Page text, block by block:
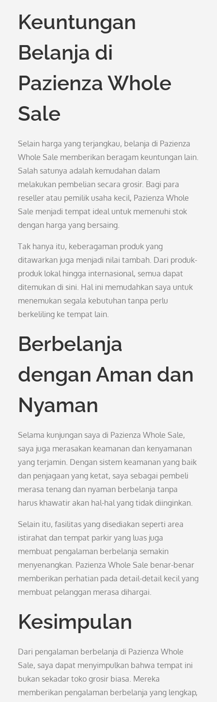
Keuntungan
Belanja di
Pazienza Whole
Sale
Selain harga yang terjangkau, belanja di Pazienza
Whole Sale memberikan beragam keuntungan lain.
Salah satunya adalah kemudahan dalam
melakukan pembelian secara grosir. Bagi para
reseller atau pemilik usaha kecil, Pazienza Whole
Sale menjadi tempat ideal untuk memenuhi stok
dengan harga yang bersaing.
Tak hanya itu, keberagaman produk yang
ditawarkan juga menjadi nilai tambah. Dari produk-
produk lokal hingga internasional, semua dapat
ditemukan di sini. Hal ini memudahkan saya untuk
menemukan segala kebutuhan tanpa perlu
berkeliling ke tempat lain.
Berbelanja
dengan Aman dan
Nyaman
Selama kunjungan saya di Pazienza Whole Sale,
saya juga merasakan keamanan dan kenyamanan
yang terjamin. Dengan sistem keamanan yang baik
dan penjagaan yang ketat, saya sebagai pembeli
merasa tenang dan nyaman berbelanja tanpa
harus khawatir akan hal-hal yang tidak diinginkan.
Selain itu, fasilitas yang disediakan seperti area
istirahat dan tempat parkir yang luas juga
membuat pengalaman berbelanja semakin
menyenangkan. Pazienza Whole Sale benar-benar
memberikan perhatian pada detail-detail kecil yang
membuat pelanggan merasa dihargai.
Kesimpulan
Dari pengalaman berbelanja di Pazienza Whole
Sale, saya dapat menyimpulkan bahwa tempat ini
bukan sekadar toko grosir biasa. Mereka
memberikan pengalaman berbelanja yang lengkap,